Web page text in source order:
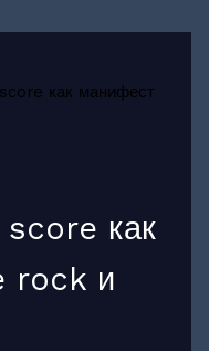
как манифест
как
rock и